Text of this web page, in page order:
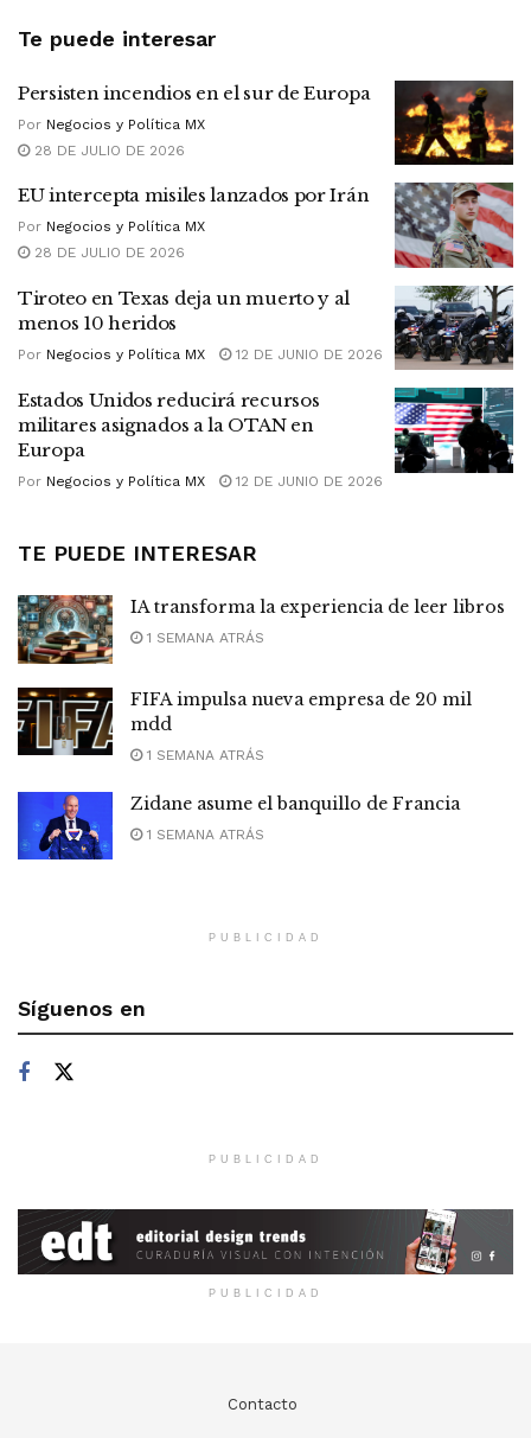
Te puede interesar
Persisten incendios en el sur de Europa
Por Negocios y Política MX
28 DE JULIO DE 2026
EU intercepta misiles lanzados por Irán
Por Negocios y Política MX
28 DE JULIO DE 2026
Tiroteo en Texas deja un muerto y al
menos 10 heridos
Por Negocios y Política MX 12 DE JUNIO DE 2026
Estados Unidos reducirá recursos
militares asignados a la OTAN en
Europa
Por Negocios y Política MX 12 DE JUNIO DE 2026
TE PUEDE INTERESAR
IA transforma la experiencia de leer libros
1 SEMANA ATRÁS
FIFA impulsa nueva empresa de 20 mil
mdd
1 SEMANA ATRÁS
Zidane asume el banquillo de Francia
1 SEMANA ATRÁS
PUBLICIDAD
Síguenos en
PUBLICIDAD
PUBLICIDAD
Contacto